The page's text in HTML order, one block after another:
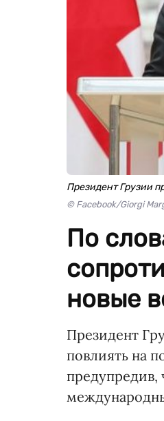
Президент Грузии
© Facebook/Giorgi
По
новые
Президент
повлиять на